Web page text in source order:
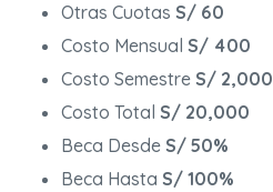
Otras Cuotas S/ 60
Costo Mensual S/ 400
Costo Semestre S/ 2,000
Costo Total S/ 20,000
Beca Desde S/ 50%
Beca Hasta S/ 100%